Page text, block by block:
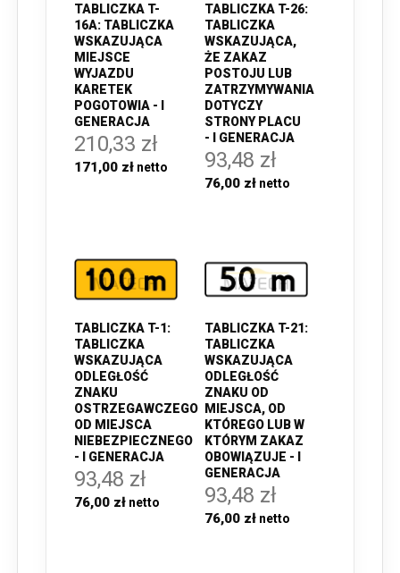
TABLICZKA T-
16A: TABLICZKA
WSKAZUJĄCA
MIEJSCE
WYJAZDU
KARETEK
POGOTOWIA - I
GENERACJA
210,33 zł
171,00 zł
TABLICZKA T-26:
TABLICZKA
WSKAZUJĄCA,
ŻE ZAKAZ
POSTOJU LUB
ZATRZYMYWANIA
DOTYCZY
STRONY PLACU
- I GENERACJA
93,48 zł
76,00 zł
TABLICZKA T-1:
TABLICZKA
WSKAZUJĄCA
ODLEGŁOŚĆ
ZNAKU
OSTRZEGAWCZEGO
OD MIEJSCA
NIEBEZPIECZNEGO
- I GENERACJA
93,48 zł
76,00 zł
TABLICZKA T-21:
TABLICZKA
WSKAZUJĄCA
ODLEGŁOŚĆ
ZNAKU OD
MIEJSCA, OD
KTÓREGO LUB W
KTÓRYM ZAKAZ
OBOWIĄZUJE - I
GENERACJA
93,48 zł
76,00 zł